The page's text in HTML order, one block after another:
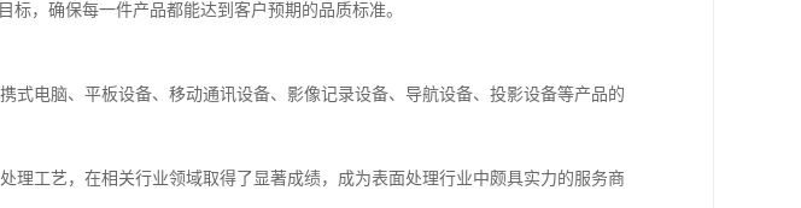
标，确保每一件产品都能达到客户预期的品质标准。
式电脑、平板设备、移动通讯设备、影像记录设备、导航设备、投影设备等产品的
理工艺，在相关行业领域取得了显著成绩，成为表面处理行业中颇具实力的服务商